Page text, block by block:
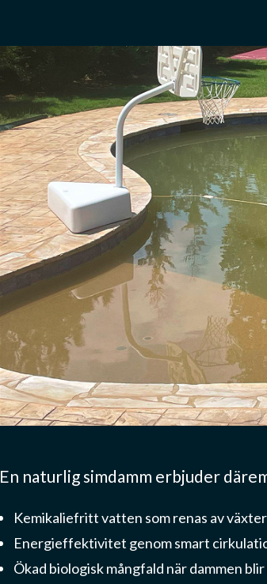
En naturlig simdamm erbjuder
Kemikaliefritt vatten som renas av
Energieffektivitet genom smart
Ökad biologisk mångfald när dammen